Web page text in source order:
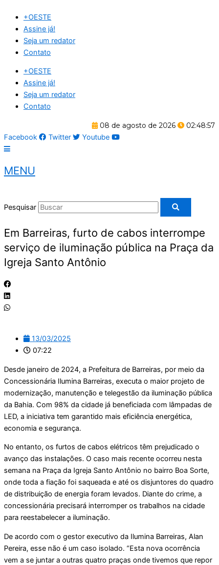
para
conteúdo
+OESTE
Assine já!
Seja um redator
Contato
+OESTE
Assine já!
Seja um redator
Contato
08 de agosto de 2026
02:48:57
Facebook
Twitter Youtube
MENU
Pesquisar
Em Barreiras, furto de cabos interrompe
serviço de iluminação pública na Praça da
Igreja Santo Antônio
13/03/2025
07:22
Desde janeiro de 2024, a Prefeitura de Barreiras, por meio da
Concessionária Ilumina Barreiras, executa o maior projeto de
modernização, manutenção e telegestão da iluminação pública
da Bahia. Com 98% da cidade já beneficiada com lâmpadas de
LED, a iniciativa tem garantido mais eficiência energética,
economia e segurança.
No entanto, os furtos de cabos elétricos têm prejudicado o
avanço das instalações. O caso mais recente ocorreu nesta
semana na Praça da Igreja Santo Antônio no bairro Boa Sorte,
onde toda a fiação foi saqueada e até os disjuntores do quadro
de distribuição de energia foram levados. Diante do crime, a
concessionária precisará interromper os trabalhos na cidade
para reestabelecer a iluminação.
De acordo com o gestor executivo da Ilumina Barreiras, Alan
Pereira, esse não é um caso isolado. “Esta nova ocorrência
vem a se juntar a outras quatro praças onde tivemos que repor